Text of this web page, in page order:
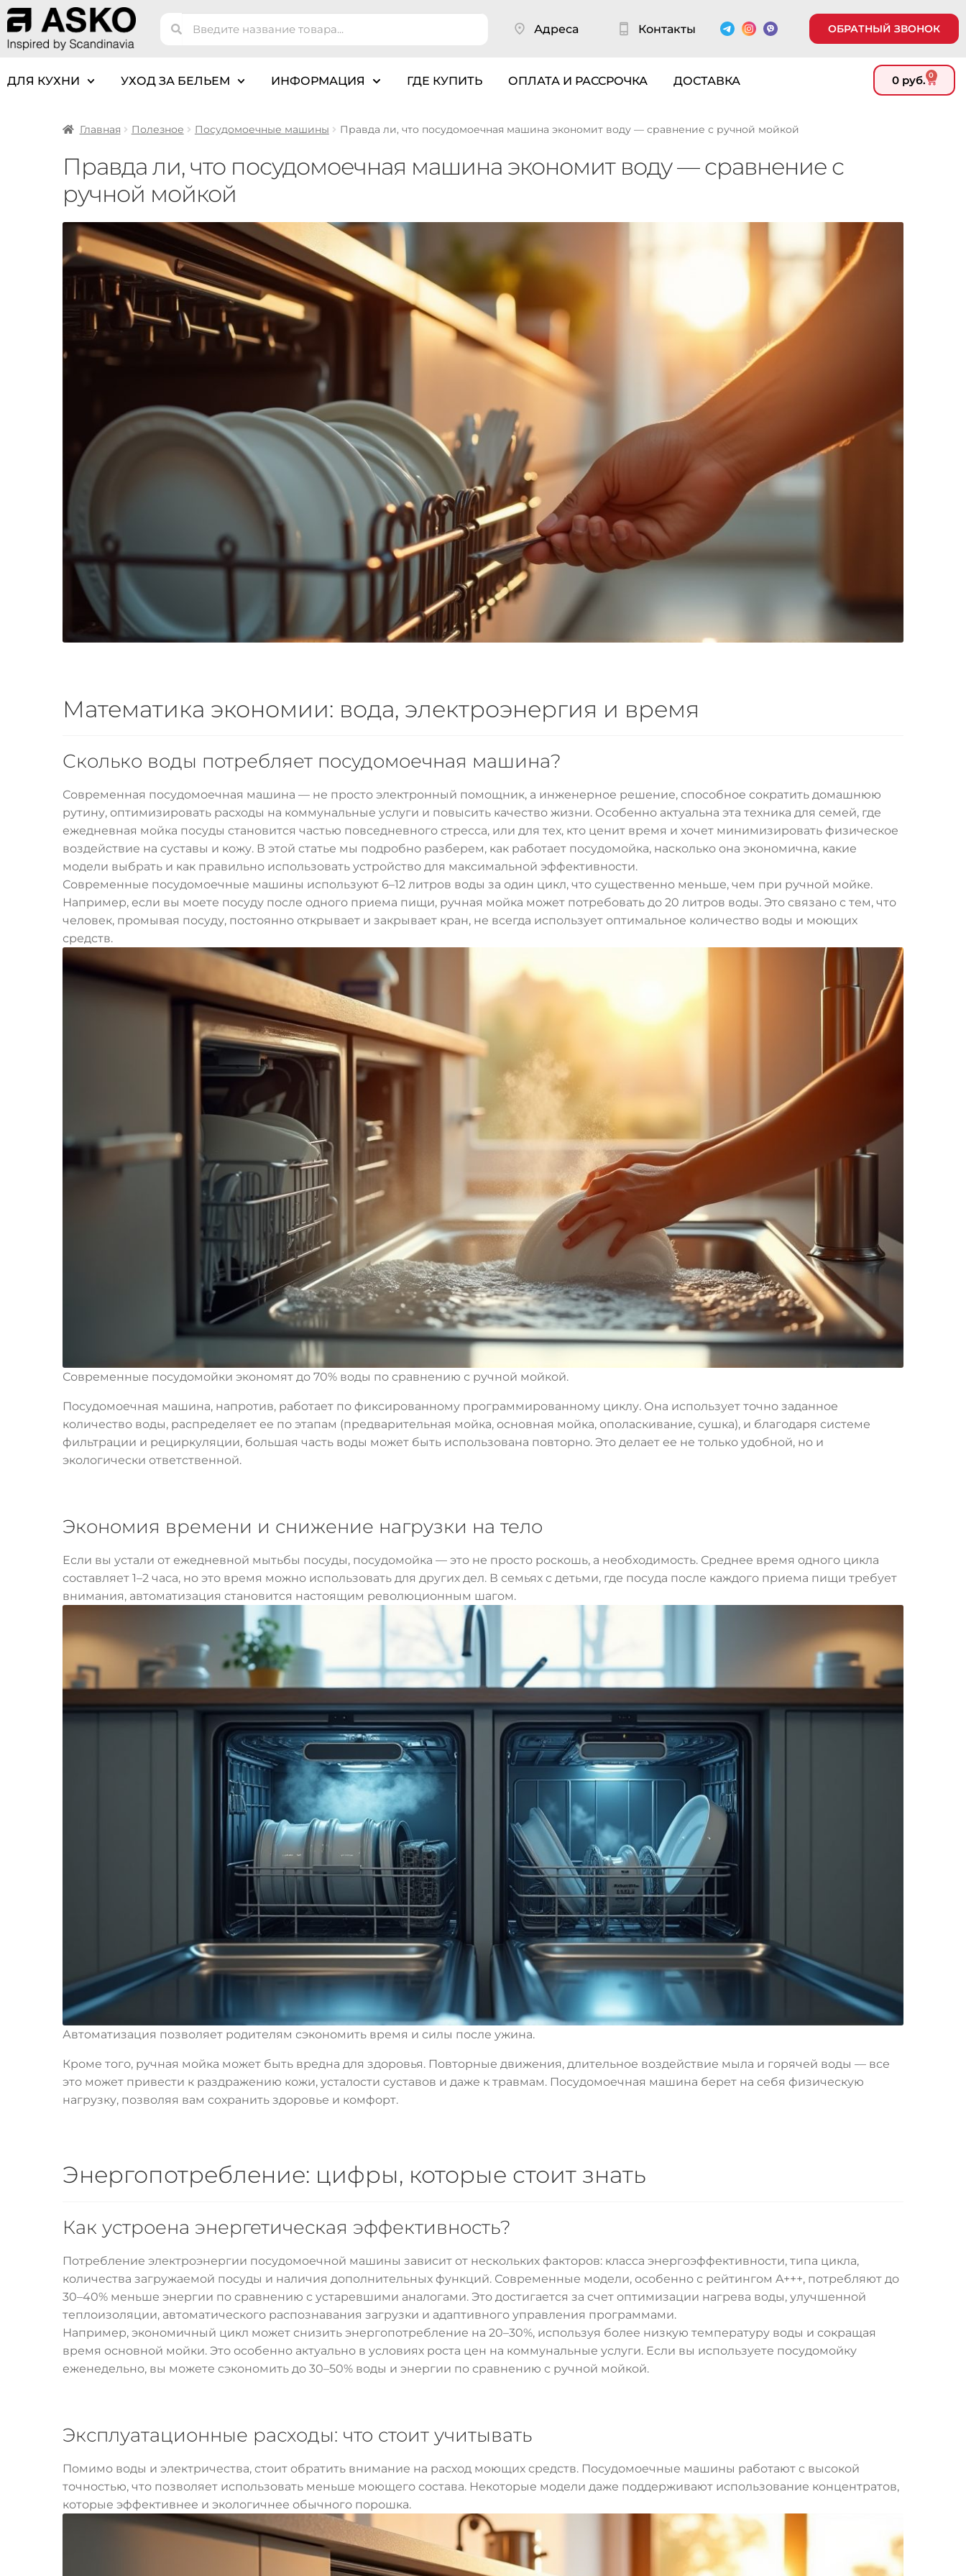
Адреса Контакты ОБРАТНЫЙ ЗВОНОК
ДЛЯ КУХНИ УХОД ЗА БЕЛЬЕМ ИНФОРМАЦИЯ ГДЕ КУПИТЬ ОПЛАТА И РАССРОЧКА ДОСТАВКА 0 руб. 0
Главная Полезное Посудомоечные машины Правда ли, что посудомоечная машина экономит воду — сравнение с ручной мойкой
Правда ли, что посудомоечная машина экономит воду — сравнение с
ручной мойкой
Математика экономии: вода, электроэнергия и время
Сколько воды потребляет посудомоечная машина?
Современная посудомоечная машина — не просто электронный помощник, а инженерное решение, способное сократить домашнюю
рутину, оптимизировать расходы на коммунальные услуги и повысить качество жизни. Особенно актуальна эта техника для семей, где
ежедневная мойка посуды становится частью повседневного стресса, или для тех, кто ценит время и хочет минимизировать физическое
воздействие на суставы и кожу. В этой статье мы подробно разберем, как работает посудомойка, насколько она экономична, какие
модели выбрать и как правильно использовать устройство для максимальной эффективности.
Современные посудомоечные машины используют 6–12 литров воды за один цикл, что существенно меньше, чем при ручной мойке.
Например, если вы моете посуду после одного приема пищи, ручная мойка может потребовать до 20 литров воды. Это связано с тем, что
человек, промывая посуду, постоянно открывает и закрывает кран, не всегда использует оптимальное количество воды и моющих
средств.
Современные посудомойки экономят до 70% воды по сравнению с ручной мойкой.
Посудомоечная машина, напротив, работает по фиксированному программированному циклу. Она использует точно заданное
количество воды, распределяет ее по этапам (предварительная мойка, основная мойка, ополаскивание, сушка), и благодаря системе
фильтрации и рециркуляции, большая часть воды может быть использована повторно. Это делает ее не только удобной, но и
экологически ответственной.
Экономия времени и снижение нагрузки на тело
Если вы устали от ежедневной мытьбы посуды, посудомойка — это не просто роскошь, а необходимость. Среднее время одного цикла
составляет 1–2 часа, но это время можно использовать для других дел. В семьях с детьми, где посуда после каждого приема пищи требует
внимания, автоматизация становится настоящим революционным шагом.
Автоматизация позволяет родителям сэкономить время и силы после ужина.
Кроме того, ручная мойка может быть вредна для здоровья. Повторные движения, длительное воздействие мыла и горячей воды — все
это может привести к раздражению кожи, усталости суставов и даже к травмам. Посудомоечная машина берет на себя физическую
нагрузку, позволяя вам сохранить здоровье и комфорт.
Энергопотребление: цифры, которые стоит знать
Как устроена энергетическая эффективность?
Потребление электроэнергии посудомоечной машины зависит от нескольких факторов: класса энергоэффективности, типа цикла,
количества загружаемой посуды и наличия дополнительных функций. Современные модели, особенно с рейтингом A+++, потребляют до
30–40% меньше энергии по сравнению с устаревшими аналогами. Это достигается за счет оптимизации нагрева воды, улучшенной
теплоизоляции, автоматического распознавания загрузки и адаптивного управления программами.
Например, экономичный цикл может снизить энергопотребление на 20–30%, используя более низкую температуру воды и сокращая
время основной мойки. Это особенно актуально в условиях роста цен на коммунальные услуги. Если вы используете посудомойку
еженедельно, вы можете сэкономить до 30–50% воды и энергии по сравнению с ручной мойкой.
Эксплуатационные расходы: что стоит учитывать
Помимо воды и электричества, стоит обратить внимание на расход моющих средств. Посудомоечные машины работают с высокой
точностью, что позволяет использовать меньше моющего состава. Некоторые модели даже поддерживают использование концентратов,
которые эффективнее и экологичнее обычного порошка.